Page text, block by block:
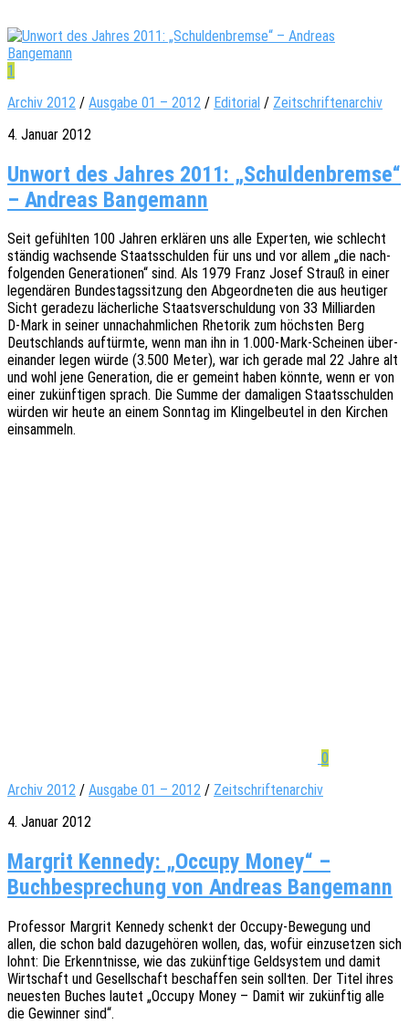
1
Archiv 2012 / Ausgabe 01 – 2012 / Editorial / Zeitschriftenarchiv
4. Januar 2012
Unwort des Jahres 2011: „Schuldenbremse“
– Andreas Bangemann
Seit gefühl­ten 100 Jahren erklä­ren uns alle Exper­ten, wie schlecht
stän­dig wach­sen­de Staats­schul­den für uns und vor allem „die nach­
fol­gen­den Gene­ra­tio­nen“ sind. Als 1979 Franz Josef Strauß in einer
legen­dä­ren Bundes­tags­sit­zung den Abge­ord­ne­ten die aus heuti­ger
Sicht gera­de­zu lächer­li­che Staats­ver­schul­dung von 33 Milli­ar­den
D‑Mark in seiner unnach­ahm­li­chen Rheto­rik zum höchs­ten Berg
Deutsch­lands auftürm­te, wenn man ihn in 1.000-Mark-Scheinen über­
ein­an­der legen würde (3.500 Meter), war ich gerade mal 22 Jahre alt
und wohl jene Gene­ra­ti­on, die er gemeint haben könnte, wenn er von
einer zukünf­ti­gen sprach. Die Summe der dama­li­gen Staats­schul­den
würden wir heute an einem Sonn­tag im Klin­gel­beu­tel in den Kirchen
einsammeln.
0
Archiv 2012 / Ausgabe 01 – 2012 / Zeitschriftenarchiv
4. Januar 2012
Margrit Kennedy: „Occupy Money“ –
Buchbesprechung von Andreas Bangemann
Profes­sor Margrit Kenne­dy schenkt der Occupy-Bewe­gung und
allen, die schon bald dazu­ge­hö­ren wollen, das, wofür einzu­set­zen sich
lohnt: Die Erkennt­nis­se, wie das zukünf­ti­ge Geld­sys­tem und damit
Wirt­schaft und Gesell­schaft beschaf­fen sein soll­ten. Der Titel ihres
neues­ten Buches lautet „Occupy Money – Damit wir zukünf­tig alle
die Gewin­ner sind“.